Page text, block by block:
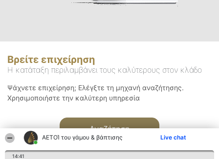
ΑΕΤΟΊ του γάμου & βάπτισης Live chat
14:41
Βρείτε επιχείρηση
Η κατάταξη περιλαμβάνει τους καλύτερους στον κλάδο
Ψάχνετε επιχείρηση; Ελέγξτε τη μηχανή αναζήτησης.
Χρησιμοποιήστε την καλύτερη υπηρεσία
Αναζήτηση